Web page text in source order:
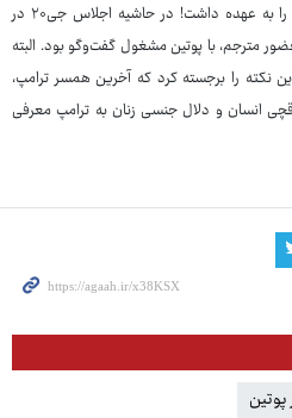
دقیقه همراهش نبود، ملانیا کار ترجمه را به عهده داشت! در حاشیه اجلاس جی۲۰ در
مترجم، با پوتین مشغول گفت‌وگو بود. البته
نکته را برجسته کرد که آخرین همسر ترامپ،
انسان و دلال جنسی زنان به ترامپ معرفی
پوتین